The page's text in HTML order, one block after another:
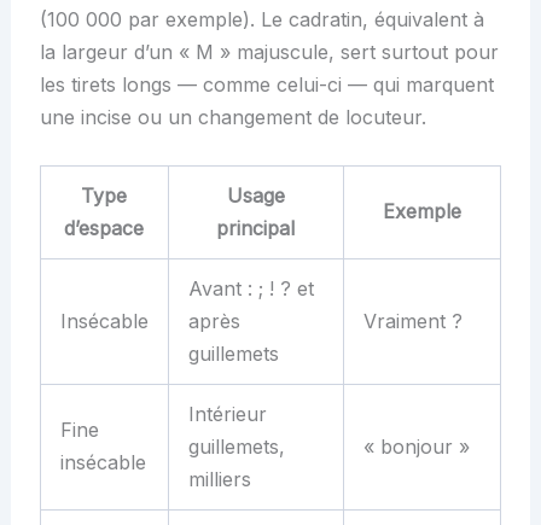
(100 000 par exemple). Le cadratin, équivalent à
la largeur d’un « M » majuscule, sert surtout pour
les tirets longs — comme celui-ci — qui marquent
une incise ou un changement de locuteur.
Type
d’espace
Usage
principal
Exemple
Insécable
Avant : ; ! ? et
après
guillemets
Vraiment ?
Fine
insécable
Intérieur
guillemets,
milliers
« bonjour »